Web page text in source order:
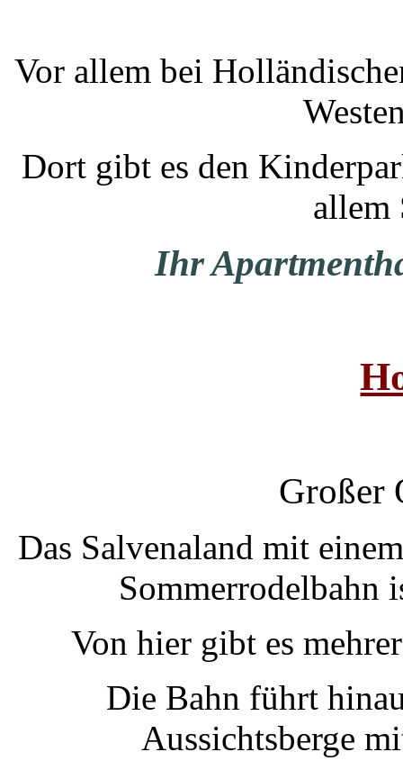
Vor allem bei
Dort gibt es den
allem
Ihr
Großer
Das Salvenaland mit
Sommerrodelbahn
Von hier gibt es
Die Bahn führt
Aussichtsberge